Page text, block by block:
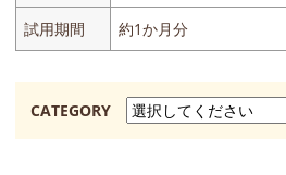
試用期間 約1か月分
CATEGORY